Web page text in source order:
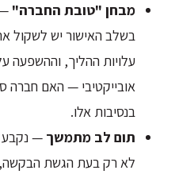
מבחן "טובת החברה"
בשלב האישור יש לשקול
עלויות ההליך, וההשפעה
אובייקטיבי — האם חברה
בנסיבות אלו.
תום לב מתמשך — נקבע
לא רק בעת הגשת הבקשה,